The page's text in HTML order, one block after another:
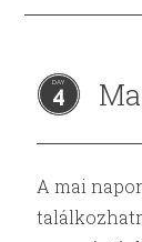
4
A mai